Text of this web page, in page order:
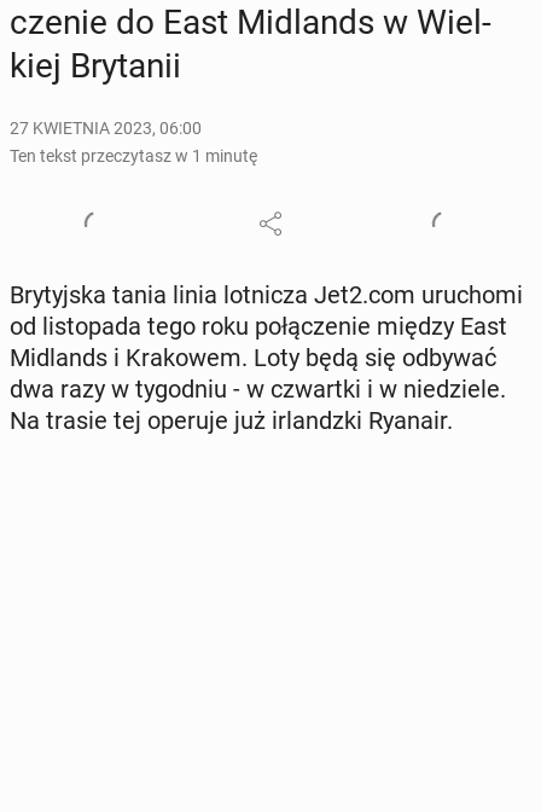
cze­nie do East Mi­dlands w Wiel­
kiej Bry­ta­nii
27 KWIETNIA 2023, 06:00
Ten tekst przeczytasz w 1 minutę
Bry­tyj­ska tania linia lot­ni­cza Jet2.com uru­cho­mi
od li­sto­pa­da tego roku po­łą­cze­nie między East
Mi­dlands i Kra­ko­wem. Loty będą się odbywać
dwa razy w ty­go­dniu - w czwart­ki i w nie­dzie­le.
Na trasie tej operuje już ir­landz­ki Ryanair.